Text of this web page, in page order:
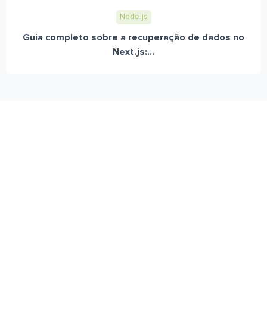
Node.js
Guia completo sobre a recuperação de dados no
Next.js:...